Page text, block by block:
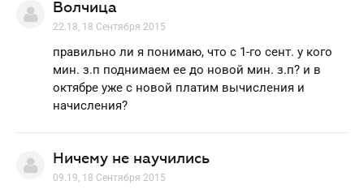
Волчица
22.18, 18 Сентября 2015
правильно ли я понимаю, что с 1-го сент. у кого
мин. з.п поднимаем ее до новой мин. з.п? и в
октябре уже с новой платим вычисления и
начисления?
Ничему не научились
09.19, 18 Сентября 2015